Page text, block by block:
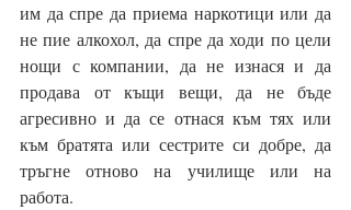
им да спре да приема наркотици или да
не пие алкохол, да спре да ходи по цели
нощи с компании, да не изнася и да
продава от къщи вещи, да не бъде
агресивно и да се отнася към тях или
към братята или сестрите си добре, да
тръгне отново на училище или на
работа.